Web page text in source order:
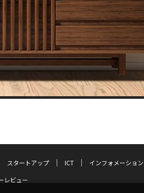
スタートアップ ICT
インフォメーション
レビュー